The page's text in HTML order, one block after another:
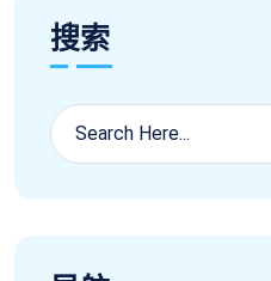
搜索